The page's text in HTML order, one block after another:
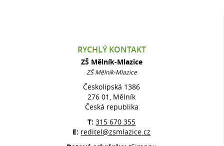
RYCHLÝ KONTAKT
ZŠ Mělník-Mlazice
ZŠ Mělník-Mlazice
Českolipská 1386
276 01, Mělník
Česká republika
T:315 670 355
E: reditel@zsmlazice.cz